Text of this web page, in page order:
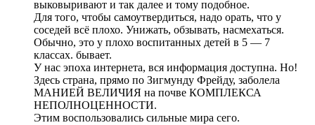
выковыривают и так далее и тому подобное.
Для того, чтобы самоутвердиться, надо орать, что у
соседей всё плохо. Унижать, обзывать, насмехаться.
Обычно, это у плохо воспитанных детей в 5 — 7
классах. бывает.
У нас эпоха интернета, вся информация доступна. Но!
Здесь страна, прямо по Зигмунду Фрейду, заболела
МАНИЕЙ ВЕЛИЧИЯ на почве КОМПЛЕКСА
НЕПОЛНОЦЕННОСТИ.
Этим воспользовались сильные мира сего.